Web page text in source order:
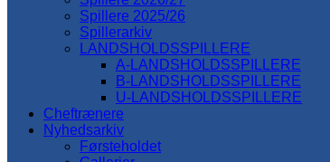
Spillere 2025/26
Spillerarkiv
LANDSHOLDSSPILLERE
A-LANDSHOLDSSPILLERE
B-LANDSHOLDSSPILLERE
U-LANDSHOLDSSPILLERE
Cheftrænere
Nyhedsarkiv
Førsteholdet